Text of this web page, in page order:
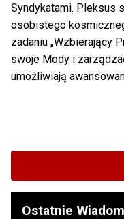
Syndykatami. Pleksus
osobistego
zadaniu „Wzbierający
swoje Mody i
umożliwiają
Ostatnie